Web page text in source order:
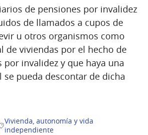
de pensiones por invalidez
de llamados a cupos de
u otros organismos como
de viviendas por el hecho de
por invalidez y que haya una
se pueda descontar de dicha
al filtrar por la categoría:
Vivienda, autonomía y vida
independiente